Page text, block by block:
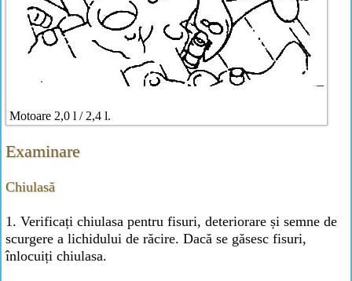
Motoare 2,0 l / 2,4 l.
Examinare
Chiulasă
1. Verificați chiulasa pentru fisuri, deteriorare și semne de
scurgere a lichidului de răcire. Dacă se găsesc fisuri,
înlocuiți chiulasa.